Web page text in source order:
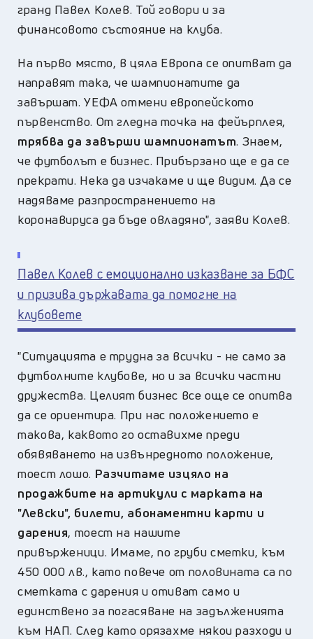
гранд Павел Колев. Той говори и за
финансовото състояние на клуба.
На първо място, в цяла Европа се опитват да
направят така, че шампионатите да
завършат. УЕФА отмени eвропейското
първенство. От гледна точка на фейърплея,
трябва да зaвърши шампионатът. Знаем,
че футболът е бизнес. Прибързано ще е да се
прекрати. Нека да изчакаме и ще видим. Да се
надяваме разпространението на
коронавируса да бъде овладяно", заяви Колев.
Павел Колев с емоционално изказване за БФС
и призива държавата да помогне на
клубовете
"Ситуацията е трудна за всички - не само за
футболните клубове, но и за всички частни
дружества. Целият бизнес все още се опитва
да се ориентира. При нас положението е
такова, каквото го оставихме преди
обявяването на извънредното положение,
тоест лошо. Разчитаме изцяло на
продажбите на артикули с марката на
"Левски", билети, абонаментни карти и
дарения, тоест на нашите
привърженици. Имаме, по груби сметки, към
450 000 лв., като повече от половината са по
сметката с дарения и отиват само и
единствено за погасяване на задълженията
към НАП. След като орязахме някои разходи и